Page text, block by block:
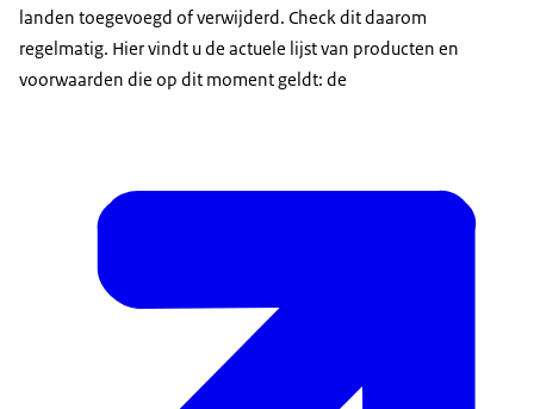
landen toegevoegd of verwijderd. Check dit daarom
regelmatig. Hier vindt u de actuele lijst van producten en
voorwaarden die op dit moment geldt: de